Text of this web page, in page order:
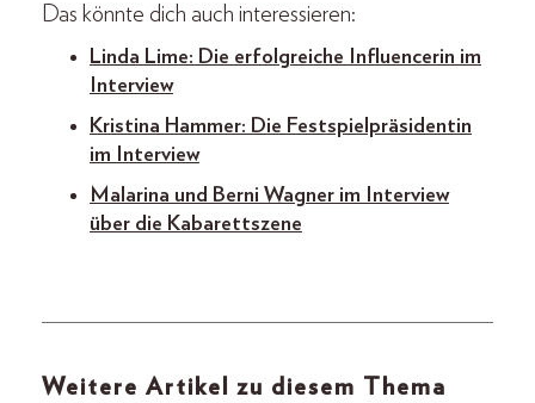
Das könnte dich auch interessieren:
Linda Lime: Die erfolgreiche Influencerin im
Interview
Kristina Hammer: Die Festspielpräsidentin
im Interview
Malarina und Berni Wagner im Interview
über die Kabarettszene
Weitere Artikel zu diesem Thema